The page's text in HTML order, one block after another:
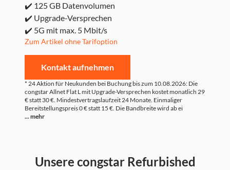
✔️ 125 GB Datenvolumen
✔️ Upgrade-Versprechen
✔️ 5G mit max. 5 Mbit/s
Zum Artikel ohne Tarifoption
Kontakt aufnehmen
* 24 Aktion für Neukunden bei Buchung bis zum 10.08.2026: Die
congstar Allnet Flat L mit Upgrade-Versprechen kostet monatlich 29
€ statt 30 €. Mindestvertragslaufzeit 24 Monate. Einmaliger
Bereitstellungspreis 0 € statt 15 €. Die Bandbreite wird ab ei
... mehr
Unsere congstar Refurbished